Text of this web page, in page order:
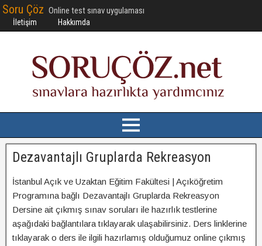
Soru Çöz Online test sınav uygulaması
İletişim Hakkımda
Dezavantajlı Gruplarda Rekreasyon
İstanbul Açık ve Uzaktan Eğitim Fakültesi | Açıköğretim
Programına bağlı Dezavantajlı Gruplarda Rekreasyon
Dersine ait çıkmış sınav soruları ile hazırlık testlerine
aşağıdaki bağlantılara tıklayarak ulaşabilirsiniz. Ders linklerine
tıklayarak o ders ile ilgili hazırlamış olduğumuz online çıkmış